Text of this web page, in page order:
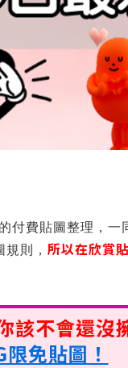
付費貼圖整理，
則， 所以在欣賞
該不會還沒
免貼圖！